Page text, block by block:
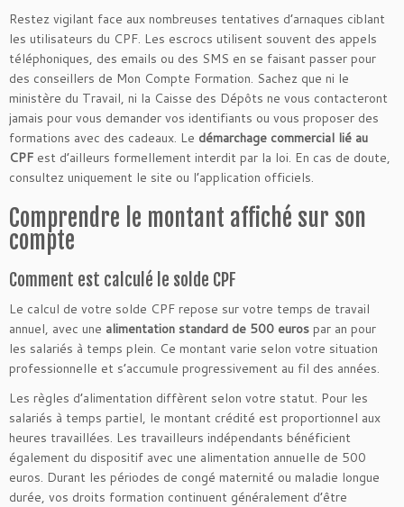
Restez vigilant face aux nombreuses tentatives d’arnaques ciblant
les utilisateurs du CPF. Les escrocs utilisent souvent des appels
téléphoniques, des emails ou des SMS en se faisant passer pour
des conseillers de Mon Compte Formation. Sachez que ni le
ministère du Travail, ni la Caisse des Dépôts ne vous contacteront
jamais pour vous demander vos identifiants ou vous proposer des
formations avec des cadeaux. Le démarchage commercial lié au
CPF est d’ailleurs formellement interdit par la loi. En cas de doute,
consultez uniquement le site ou l’application officiels.
Comprendre le montant affiché sur son
compte
Comment est calculé le solde CPF
Le calcul de votre solde CPF repose sur votre temps de travail
annuel, avec une alimentation standard de 500 euros par an pour
les salariés à temps plein. Ce montant varie selon votre situation
professionnelle et s’accumule progressivement au fil des années.
Les règles d’alimentation diffèrent selon votre statut. Pour les
salariés à temps partiel, le montant crédité est proportionnel aux
heures travaillées. Les travailleurs indépendants bénéficient
également du dispositif avec une alimentation annuelle de 500
euros. Durant les périodes de congé maternité ou maladie longue
durée, vos droits formation continuent généralement d’être